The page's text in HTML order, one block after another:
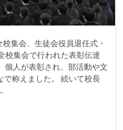
集会、生徒会役員退任式・
校集会で行われた表彰伝達
個人が表彰され、部活動や文
で称えました。 続いて校長